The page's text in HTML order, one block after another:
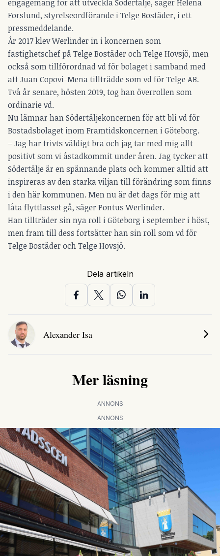
engagemang för att utveckla Södertälje, säger Helena
Forslund, styrelseordförande i Telge Bostäder, i ett
pressmeddelande.
År 2017 klev Werlinder in i koncernen som
fastighetschef på Telge Bostäder och Telge Hovsjö, men
också som tillförordnad vd för bolaget i samband med
att Juan Copovi-Mena tillträdde som vd för Telge AB.
Två år senare, hösten 2019, tog han överrollen som
ordinarie vd.
Nu lämnar han Södertäljekoncernen för att bli vd för
Bostadsbolaget inom Framtidskoncernen i Göteborg.
– Jag har trivts väldigt bra och jag tar med mig allt
positivt som vi åstadkommit under åren. Jag tycker att
Södertälje är en spännande plats och kommer alltid att
inspireras av den starka viljan till förändring som finns
i den här kommunen. Men nu är det dags för mig att
låta flyttlasset gå, säger Pontus Werlinder.
Han tillträder sin nya roll i Göteborg i september i höst,
men fram till dess fortsätter han sin roll som vd för
Telge Bostäder och Telge Hovsjö.
Dela artikeln
Alexander Isa
Mer läsning
ANNONS
ANNONS